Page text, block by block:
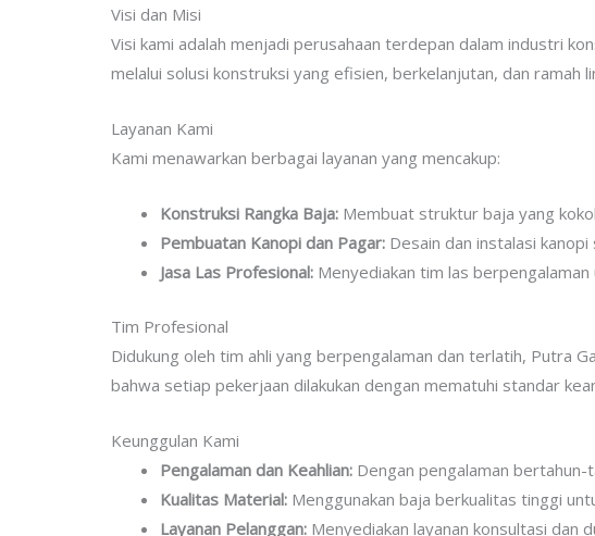
Visi dan Misi
Visi kami adalah menjadi perusahaan terdepan dalam industri
melalui solusi konstruksi yang efisien, berkelanjutan, dan ramah
Layanan Kami
Kami menawarkan berbagai layanan yang mencakup:
Konstruksi Rangka Baja: Membuat struktur baja yang
Pembuatan Kanopi dan Pagar: Desain dan instalasi
Jasa Las Profesional: Menyediakan tim las
Tim Profesional
Didukung oleh tim ahli yang berpengalaman dan terlatih, Putra
bahwa setiap pekerjaan dilakukan dengan mematuhi standar
Keunggulan Kami
Pengalaman dan Keahlian: Dengan pengalaman bertahun-
Kualitas Material: Menggunakan baja berkualitas tinggi
Layanan Pelanggan: Menyediakan layanan konsultasi dan